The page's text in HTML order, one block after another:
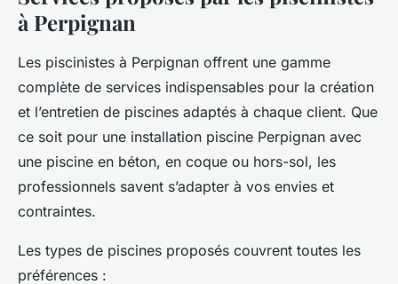
à Perpignan
Les piscinistes à Perpignan offrent une gamme
complète de services indispensables pour la création
et l’entretien de piscines adaptés à chaque client. Que
ce soit pour une installation piscine Perpignan avec
une piscine en béton, en coque ou hors-sol, les
professionnels savent s’adapter à vos envies et
contraintes.
Les types de piscines proposés couvrent toutes les
préférences :